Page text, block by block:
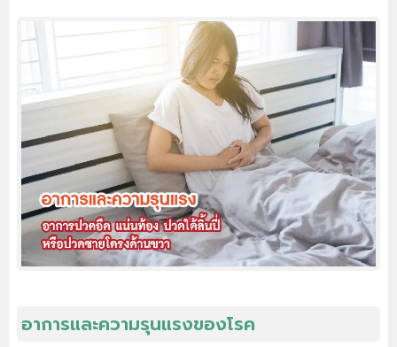
อาการและความรุนแรงของโรค